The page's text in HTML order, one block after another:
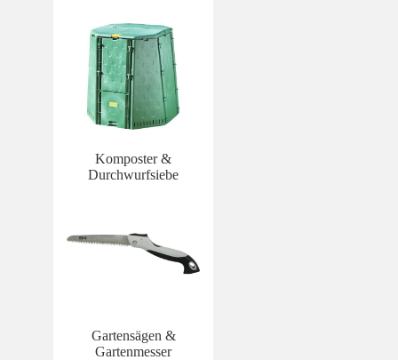
Komposter &
Durchwurfsiebe
Gartensägen &
Gartenmesser